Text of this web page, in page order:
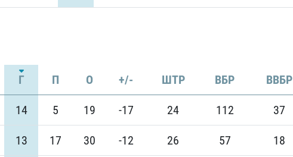
Г П О +/- ШТР ВБР ВВБР
14 5 19 -17 24 112 37
13 17 30 -12 26 57 18